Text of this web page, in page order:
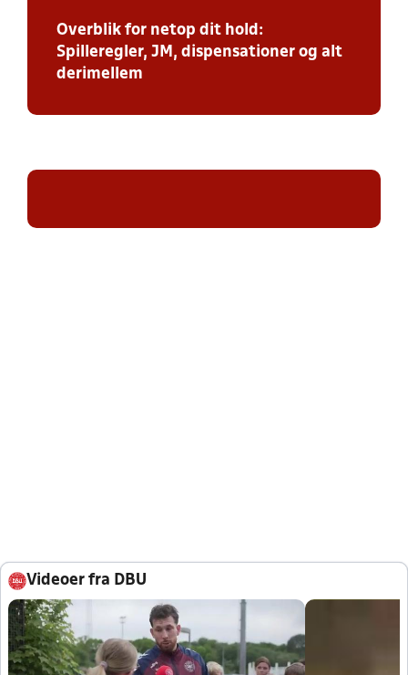
Overblik for netop dit hold:
Spilleregler, JM, dispensationer og alt
derimellem
Videoer fra DBU